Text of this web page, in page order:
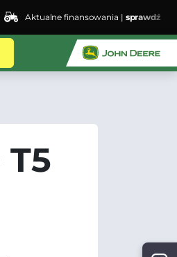
finansowania |sprawdź